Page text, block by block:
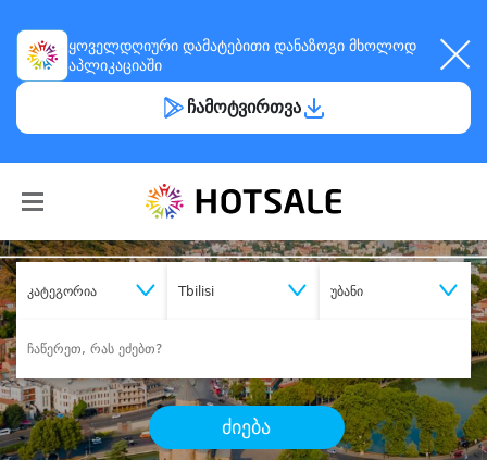
ყოველდღიური დამატებითი დანაზოგი მხოლოდ
აპლიკაციაში
ჩამოტვირთვა
კატეგორია Tbilisi უბანი
ძიება